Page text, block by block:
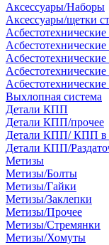
Аксессуары/Наборы
Аксессуары/щетки
Асбестотехнические
Асбестотехнические
Выхлопная система
Детали КПП
Детали КПП/прочее
Детали КПП/ КПП в
Детали КПП/
Метизы
Метизы/Болты
Метизы/Гайки
Метизы/Заклепки
Метизы/Прочее
Метизы/Стремянки
Метизы/Хомуты